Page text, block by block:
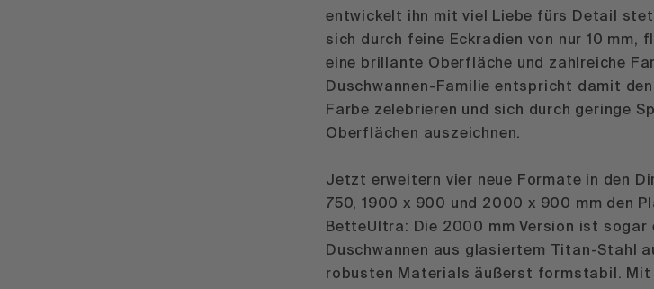
entwickelt ihn mit viel Liebe fürs Detail
sich durch feine Eckradien von nur 10 mm,
eine brillante Oberfläche und zahlreiche
Duschwannen-Familie entspricht damit
Farbe zelebrieren und sich durch geringe
Oberflächen auszeichnen.
Jetzt erweitern vier neue Formate in den
750, 1900 x 900 und 2000 x 900 mm den
BetteUltra: Die 2000 mm Version ist sogar
Duschwannen aus glasiertem Titan-Stahl
robusten Materials äußerst formstabil. Mit